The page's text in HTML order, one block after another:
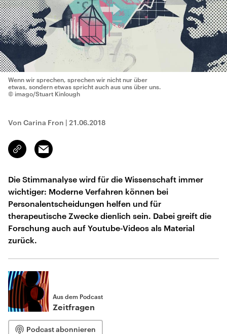
Wenn wir sprechen, sprechen wir nicht nur über
etwas, sondern etwas spricht auch aus uns über uns.
© imago/Stuart Kinlough
Von Carina Fron | 21.06.2018
Link
kopieren/teilen
Email
Die Stimmanalyse wird für die Wissenschaft immer
wichtiger: Moderne Verfahren können bei
Personalentscheidungen helfen und für
therapeutische Zwecke dienlich sein. Dabei greift die
Forschung auch auf Youtube-Videos als Material
zurück.
Aus dem Podcast
Zeitfragen
Podcast abonnieren